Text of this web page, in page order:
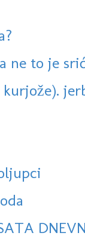
ne to je